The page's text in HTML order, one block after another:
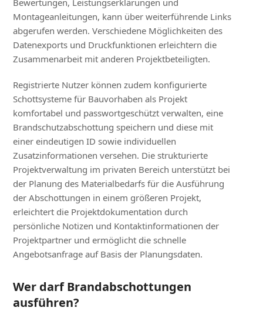
Montageanleitungen, kann über weiterführende Links
abgerufen werden. Verschiedene Möglichkeiten des
Datenexports und Druckfunktionen erleichtern die
Zusammenarbeit mit anderen Projektbeteiligten.
Registrierte Nutzer können zudem konfigurierte
Schottsysteme für Bauvorhaben als Projekt
komfortabel und passwortgeschützt verwalten, eine
Brandschutzabschottung speichern und diese mit
einer eindeutigen ID sowie individuellen
Zusatzinformationen versehen. Die strukturierte
Projektverwaltung im privaten Bereich unterstützt bei
der Planung des Materialbedarfs für die Ausführung
der Abschottungen in einem größeren Projekt,
erleichtert die Projektdokumentation durch
persönliche Notizen und Kontaktinformationen der
Projektpartner und ermöglicht die schnelle
Angebotsanfrage auf Basis der Planungsdaten.
Wer darf Brandabschottungen
ausführen?